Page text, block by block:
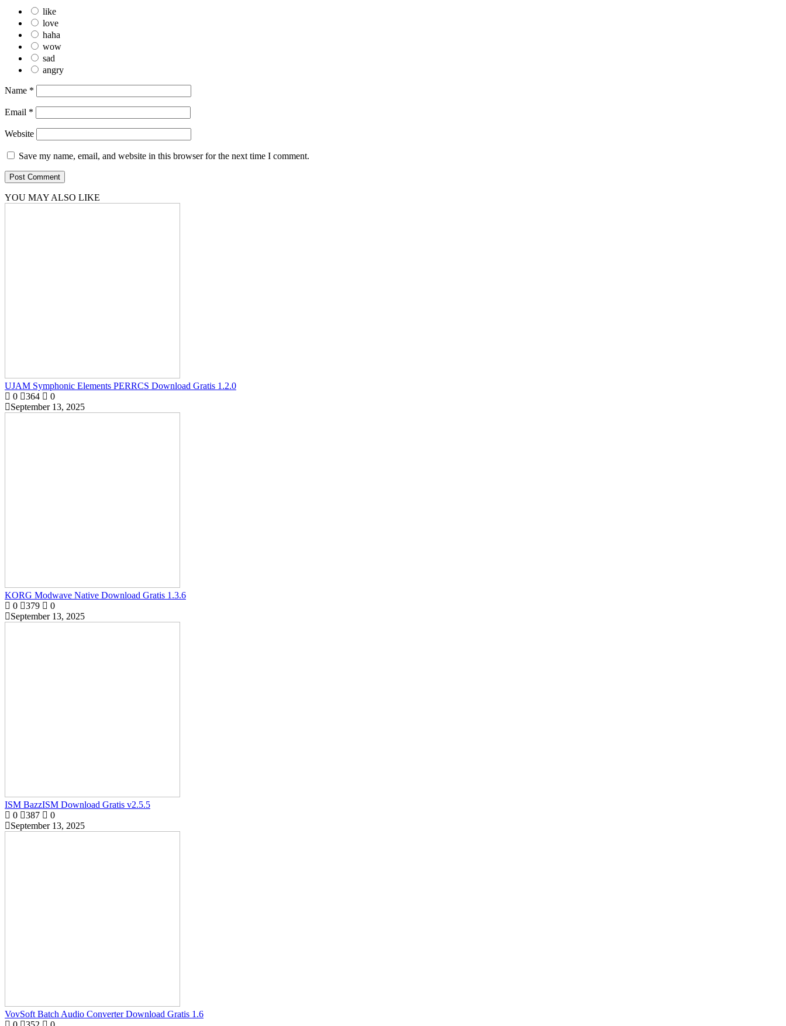
like
love
haha
wow
sad
angry
Name *
Email *
Website
Save my name, email, and website in this browser for the next time I comment.
YOU MAY ALSO LIKE
UJAM Symphonic Elements PERRCS Download Gratis 1.2.0
0
364
0
September 13, 2025
KORG Modwave Native Download Gratis 1.3.6
0
379
0
September 13, 2025
ISM BazzISM Download Gratis v2.5.5
0
387
0
September 13, 2025
VovSoft Batch Audio Converter Download Gratis 1.6